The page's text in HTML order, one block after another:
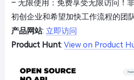
– 无限使用：免费享受无限访问！
初创企业和希望加快工作流程的团队
产品网站: 立即访问
Product Hunt: View on Product